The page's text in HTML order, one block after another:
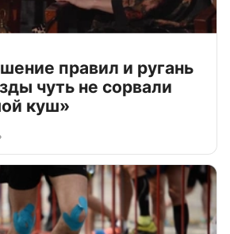
правил и ругань
чуть не сорвали
куш»